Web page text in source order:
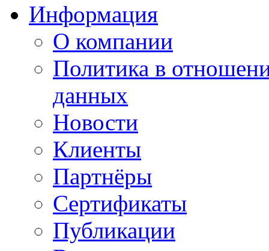
Информация
О компании
Политика в
данных
Новости
Клиенты
Партнёры
Сертификаты
Публикации